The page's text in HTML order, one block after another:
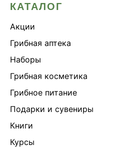
КАТАЛОГ
Акции
Грибная аптека
Наборы
Грибная косметика
Грибное питание
Подарки и сувениры
Книги
Курсы